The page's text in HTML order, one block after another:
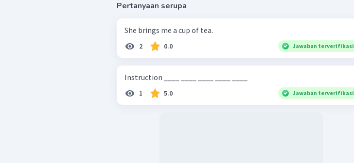
Pertanyaan serupa
She brings me a cup of tea.
2 0.0 Jawaban terverifikasi
1 5.0 Jawaban terverifikasi